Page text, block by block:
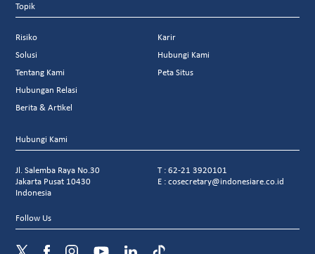
Topik
Risiko
Solusi
Tentang Kami
Hubungan Relasi
Berita & Artikel
Karir
Hubungi Kami
Peta Situs
Hubungi Kami
Jl. Salemba Raya No.30
Jakarta Pusat 10430
Indonesia
T : 62-21 3920101
E : cosecretary@indonesiare.co.id
Follow Us